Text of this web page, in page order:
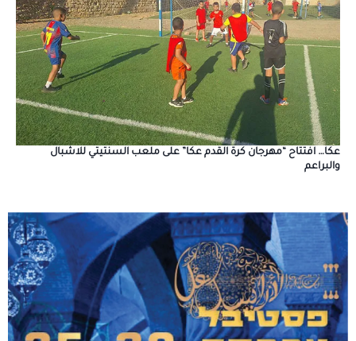
عكا… افتتاح “مهرجان كرة القدم عكا” على ملعب السنتيتي للاشبال
والبراعم